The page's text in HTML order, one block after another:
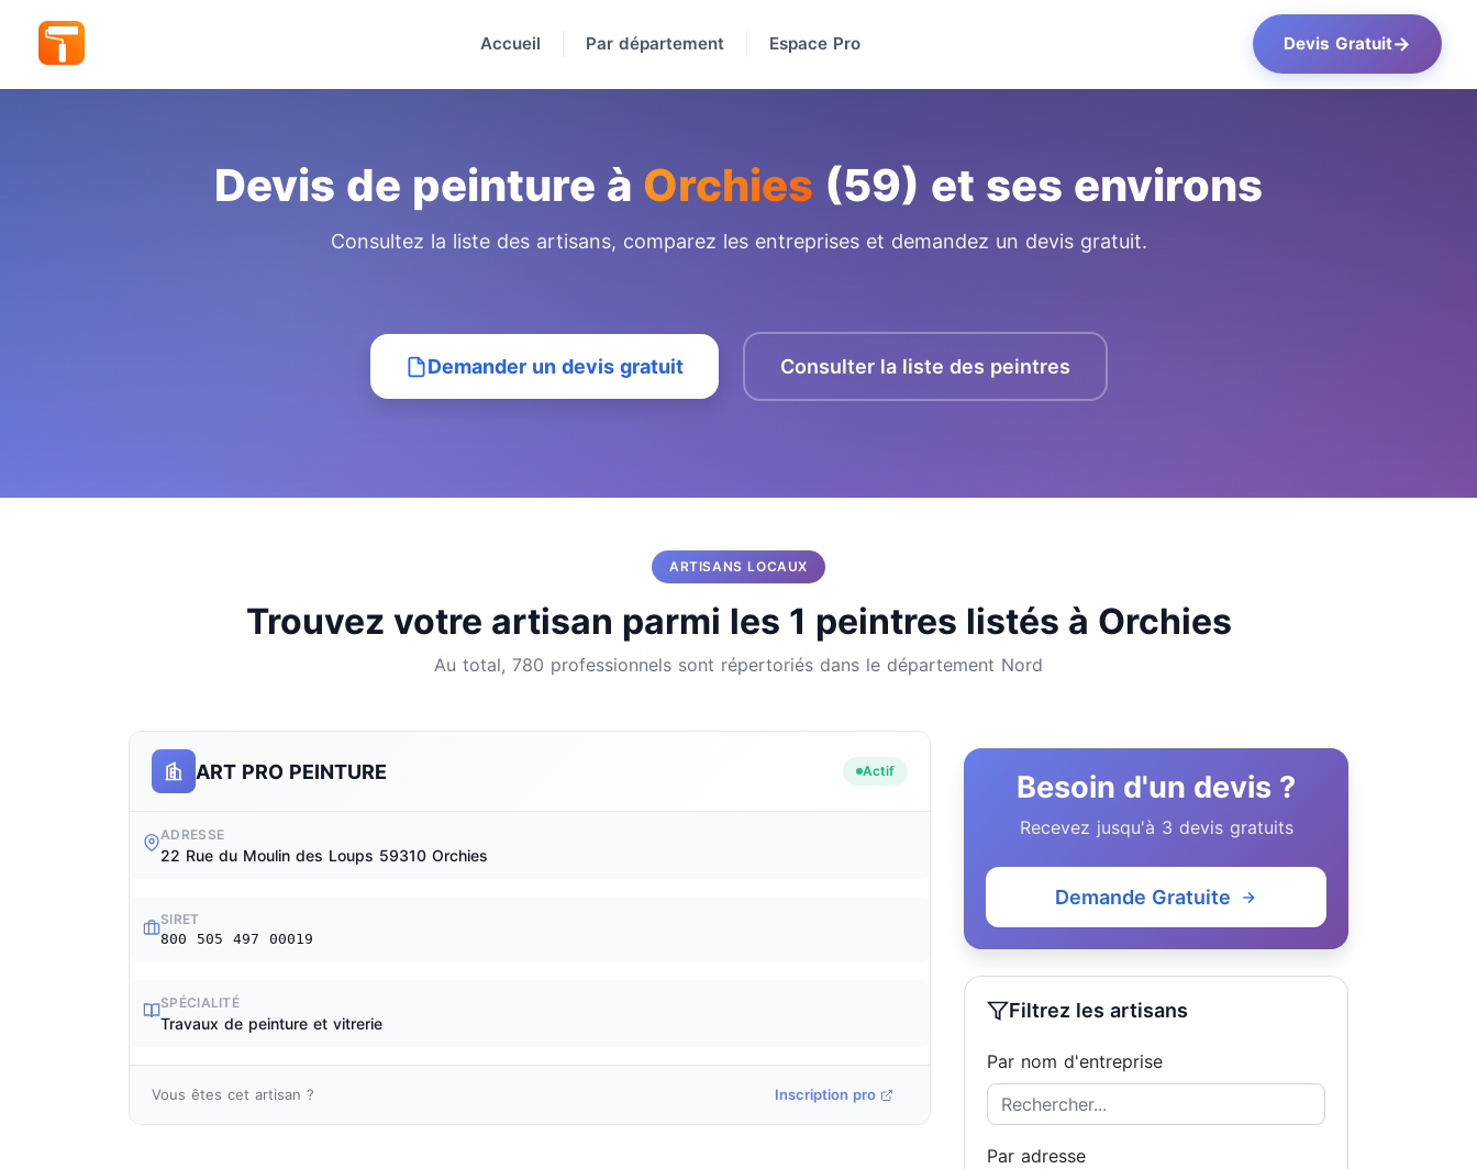
Accueil Par département Espace Pro Devis Gratuit→
Devis de peinture à Orchies (59) et ses environs
Consultez la liste des artisans, comparez les entreprises et demandez un devis gratuit.
Demander un devis gratuit Consulter la liste des peintres
ARTISANS LOCAUX
Trouvez votre artisan parmi les 1 peintres listés à Orchies
Au total, 780 professionnels sont répertoriés dans le département Nord
ART PRO PEINTURE Actif
ADRESSE
22 Rue du Moulin des Loups 59310 Orchies
SIRET
800 505 497 00019
SPÉCIALITÉ
Travaux de peinture et vitrerie
Vous êtes cet artisan ? Inscription pro
Besoin d'un devis ?
Recevez jusqu'à 3 devis gratuits
Demande Gratuite
Filtrez les artisans
Par nom d'entreprise
Par adresse